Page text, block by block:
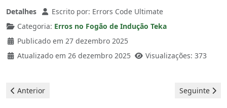
Detalhes Escrito por: Errors Code Ultimate
Categoria: Erros no Fogão de Indução Teka
Publicado em 27 dezembro 2025
Atualizado em 26 dezembro 2025
Visualizações: 373
Artigo anterior: Placas de indução Teka - Erro E9
Anterior Artigo
Seguinte